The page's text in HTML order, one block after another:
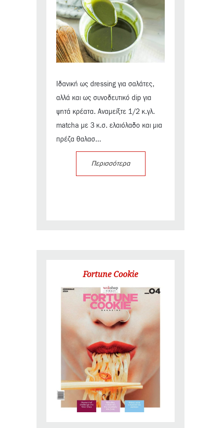
Ιδανική ως dressing για σαλάτες,
αλλά και ως συνοδευτικό dip για
ψητά κρέατα. Αναμείξτε 1/2 κ.γλ.
matcha με 3 κ.σ. ελαιόλαδο και μια
πρέζα θαλασ...
Περισσότερα
Fortune Cookie